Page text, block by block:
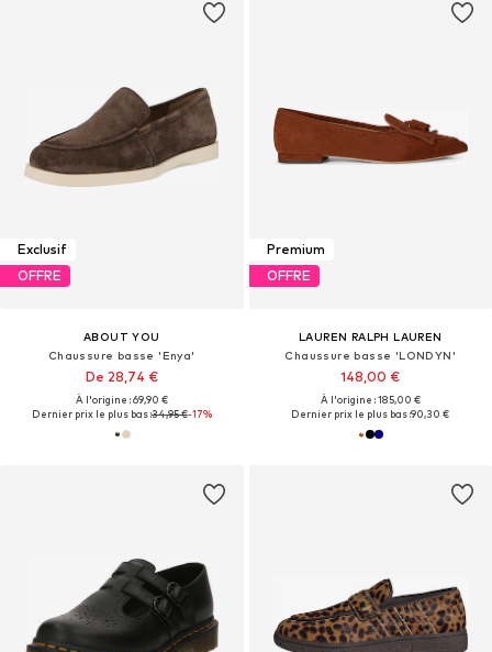
Exclusif
OFFRE
ABOUT YOU
Chaussure basse 'Enya'
De 28,74 €
À l'origine : 69,90 €
Dernier prix le plus bas :34,95 €-17%
Premium
OFFRE
LAUREN RALPH LAUREN
Chaussure basse 'LONDYN'
148,00 €
À l'origine : 185,00 €
Dernier prix le plus bas :90,30 €